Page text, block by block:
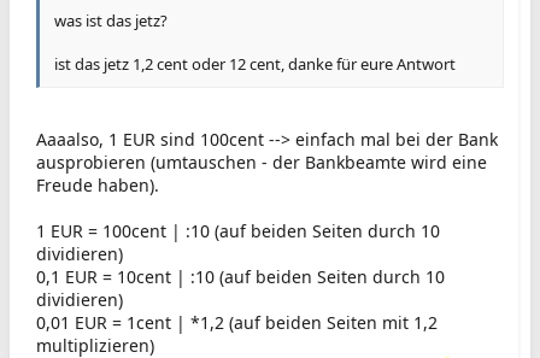
was ist das jetz?
ist das jetz 1,2 cent oder 12 cent, danke für eure Antwort
Aaaalso, 1 EUR sind 100cent --> einfach mal bei der Bank
ausprobieren (umtauschen - der Bankbeamte wird eine
Freude haben).
1 EUR = 100cent | :10 (auf beiden Seiten durch 10
dividieren)
0,1 EUR = 10cent | :10 (auf beiden Seiten durch 10
dividieren)
0,01 EUR = 1cent | *1,2 (auf beiden Seiten mit 1,2
multiplizieren)